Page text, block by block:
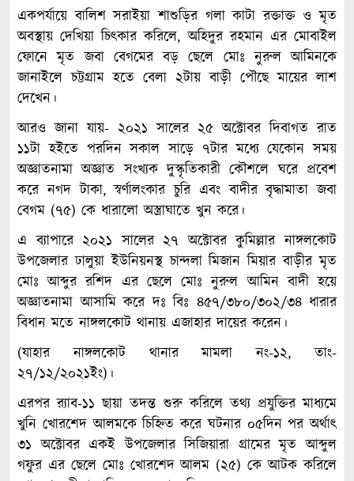
একপর্যায়ে বালিশ সরাইয়া শাশুড়ির গলা কাটা রক্তাক্ত ও মৃত
অবস্থায় দেখিয়া চিৎকার করিলে, অহিদুর রহমান এর মোবাইল
ফোনে মৃত জবা বেগমের বড় ছেলে মোঃ নুরুল আমিনকে
জানাইলে চট্টগ্রাম হতে বেলা ২টায় বাড়ী পৌছে মায়ের লাশ
দেখেন।
আরও জানা যায়- ২০২১ সালের ২৫ অক্টোবর দিবাগত রাত
১১টা হইতে পরদিন সকাল সাড়ে ৭টার মধ্যে যেকোন সময়
অজ্ঞাতনামা অজ্ঞাত সংখ্যক দুস্কৃতিকারী কৌশলে ঘরে প্রবেশ
করে নগদ টাকা, স্বর্ণালংকার চুরি এবং বাদীর বৃদ্ধামাতা জবা
বেগম (৭৫) কে ধারালো অস্ত্রাঘাতে খুন করে।
এ ব্যাপারে ২০২১ সালের ২৭ অক্টোবর কুমিল্লার নাঙ্গলকোট
উপজেলার ঢালুয়া ইউনিয়নস্থ চান্দলা মিজান মিয়ার বাড়ীর মৃত
মোঃ আব্দুর রশিদ এর ছেলে মোঃ নুরুল আমিন বাদী হয়ে
অজ্ঞাতনামা আসামি করে দঃ বিঃ ৪৫৭/৩৮০/৩০২/৩৪ ধারার
বিধান মতে নাঙ্গলকোট থানায় এজাহার দায়ের করেন।
(যাহার নাঙ্গলকোট থানার মামলা নং-১২, তাং-
২৭/১২/২০২১ইং)।
এরপর র‍্যাব-১১ ছায়া তদন্ত শুরু করিলে তথ্য প্রযুক্তির মাধ্যমে
খুনি খোরশেদ আলমকে চিহ্নিত করে ঘটনার ০৫দিন পর অর্থাৎ
৩১ অক্টোবর একই উপজেলার সিজিয়ারা গ্রামের মৃত আব্দুল
গফুর এর ছেলে মোঃ খোরশেদ আলম (২৫) কে আটক করিলে